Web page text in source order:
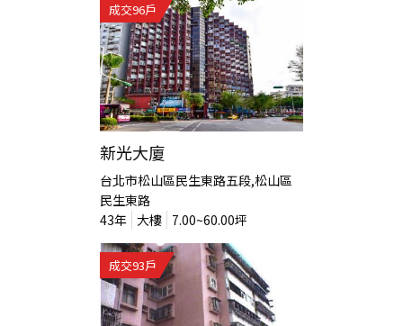
成交96戶
新光大廈
台北市松山區民生東路五段,松山區
民生東路
43年 大樓 7.00~60.00坪
成交93戶